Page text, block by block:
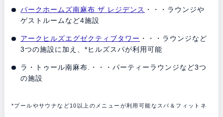
パークホームズ南麻布 ザ レジデンス ・・・ラウンジや
ゲストルームなど4施設
アークヒルズエグゼクティブタワー ・・・ラウンジなど
3つの施設に加え、*ヒルズスパが利用可能
ラ・トゥール南麻布.・・・パーティーラウンジなど3つ
の施設
*プールやサウナなど10以上のメニューが利用可能なスパ＆フィットネ